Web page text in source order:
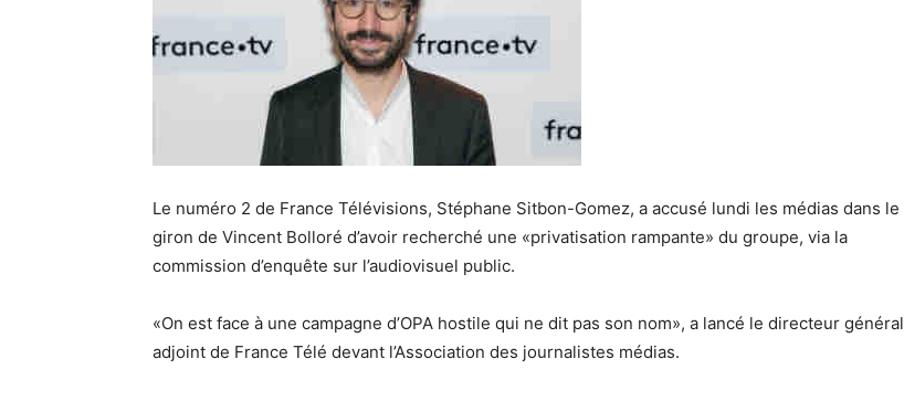
Le numéro 2 de France Télévisions, Stéphane Sitbon-Gomez, a accusé lundi les médias dans le
giron de Vincent Bolloré d’avoir recherché une «privatisation rampante» du groupe, via la
commission d’enquête sur l’audiovisuel public.
«On est face à une campagne d’OPA hostile qui ne dit pas son nom», a lancé le directeur général
adjoint de France Télé devant l’Association des journalistes médias.